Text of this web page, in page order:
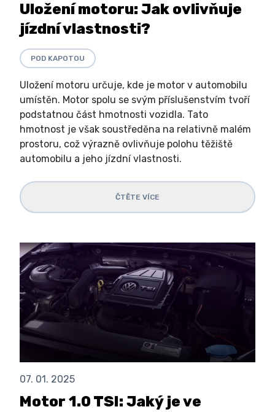
Uložení motoru: Jak ovlivňuje
jízdní vlastnosti?
POD KAPOTOU
Uložení motoru určuje, kde je motor v automobilu
umístěn. Motor spolu se svým příslušenstvím tvoří
podstatnou část hmotnosti vozidla. Tato
hmotnost je však soustředěna na relativně malém
prostoru, což výrazně ovlivňuje polohu těžiště
automobilu a jeho jízdní vlastnosti.
ČTĚTE VÍCE
07. 01. 2025
Motor 1.0 TSI: Jaký je ve